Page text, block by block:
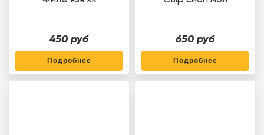
450 руб
Подробнее
650 руб
Подробнее